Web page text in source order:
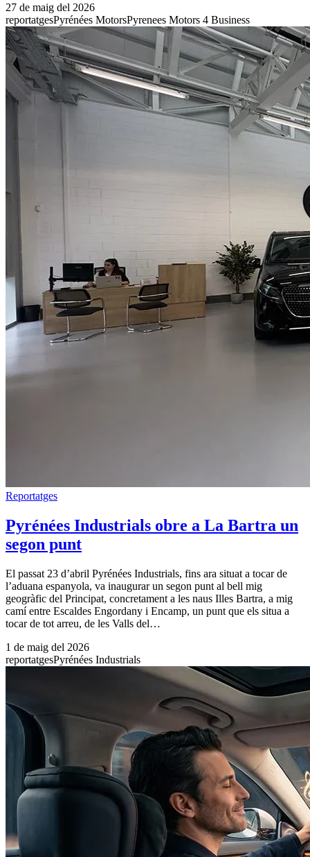
27 de maig del 2026
reportatgesPyrénées MotorsPyrenees Motors 4 Business
Reportatges
Pyrénées Industrials obre a La Bartra un
segon punt
El passat 23 d’abril Pyrénées Industrials, fins ara situat a tocar de
l’aduana espanyola, va inaugurar un segon punt al bell mig
geogràfic del Principat, concretament a les naus Illes Bartra, a mig
camí entre Escaldes Engordany i Encamp, un punt que els situa a
tocar de tot arreu, de les Valls del…
1 de maig del 2026
reportatgesPyrénées Industrials